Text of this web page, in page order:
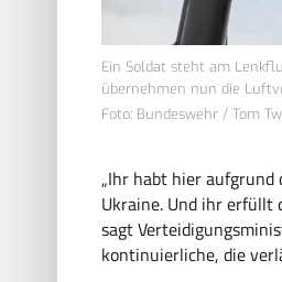
Ein Soldat steht am
übernehmen nun die
Foto: Bundeswehr / Tom
„Ihr habt hier aufgrund
Ukraine. Und ihr erfüllt
sagt
kontinuierliche, die